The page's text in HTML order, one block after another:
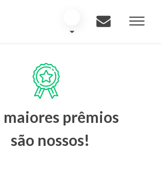
maiores prêmios
são nossos!